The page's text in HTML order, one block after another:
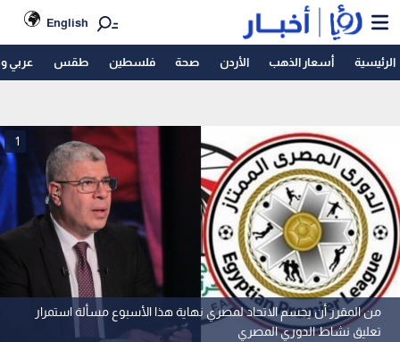
English
الرئيسية أسعار الذهب الأردن صحة فلسطين طقس عربي
من المقرر أن يحسم الاتحاد لمصري نهاية هذا الأسبوع مسألة استمرار
تعليق نشاط الدوري المصري
1